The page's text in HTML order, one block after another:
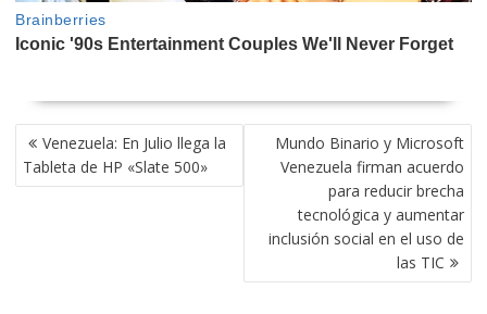
NAVEGACIÓN
DE
ENTRADAS
Venezuela: En Julio llega la
Tableta de HP «Slate 500»
Mundo Binario y Microsoft
Venezuela firman acuerdo
para reducir brecha
tecnológica y aumentar
inclusión social en el uso de
las TIC